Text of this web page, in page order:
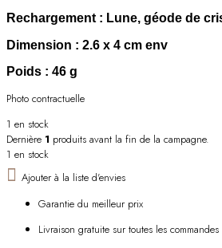
Rechargement: Lune, géode de
Dimension : 2.6 x 4 cm env
Poids : 46 g
Photo contractuelle
1 en stock
Dernière 1 produits avant la fin de la campagne.
1 en stock
Ajouter à la liste d'envies
Garantie du meilleur prix
Livraison gratuite sur toutes les commandes